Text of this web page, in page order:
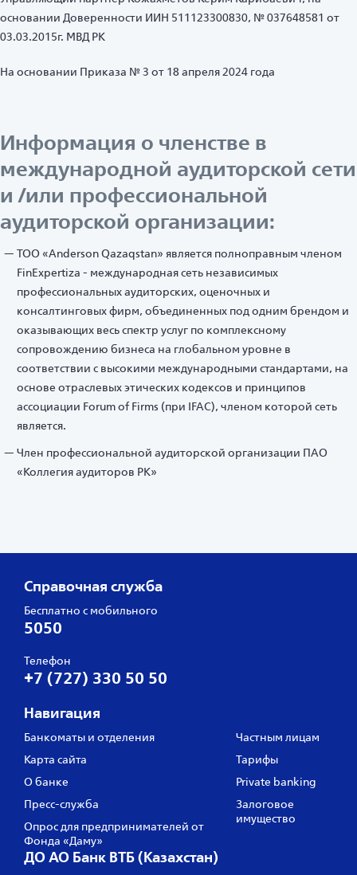
основании Доверенности ИИН 511123300830, № 037648581 от
03.03.2015г. МВД РК
На основании Приказа № 3 от 18 апреля 2024 года
Информация о членстве в
международной аудиторской сети
и /или профессиональной
аудиторской организации:
ТОО «Anderson Qazaqstan» является полноправным членом
FinExpertiza - международная сеть независимых
профессиональных аудиторских, оценочных и
консалтинговых фирм, объединенных под одним брендом и
оказывающих весь спектр услуг по комплексному
сопровождению бизнеса на глобальном уровне в
соответствии с высокими международными стандартами, на
основе отраслевых этических кодексов и принципов
ассоциации Forum of Firms (при IFAC), членом которой сеть
является.
Член профессиональной аудиторской организации ПАО
«Коллегия аудиторов РК»
Справочная служба
Бесплатно с мобильного
5050
Телефон
+7 (727) 330 50 50
Навигация
Банкоматы и отделения
Карта сайта
О банке
Пресс‑служба
Опрос для предпринимателей от
Фонда «Даму»
Частным лицам
Тарифы
Private banking
Залоговое
имущество
ДО АО Банк ВТБ (Казахстан)